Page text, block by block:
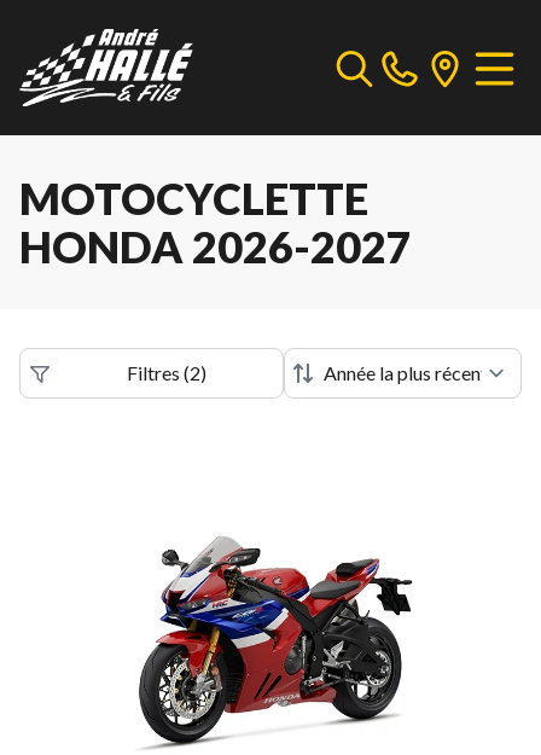
MOTOCYCLETTE
HONDA 2026-2027
Filtres (2)